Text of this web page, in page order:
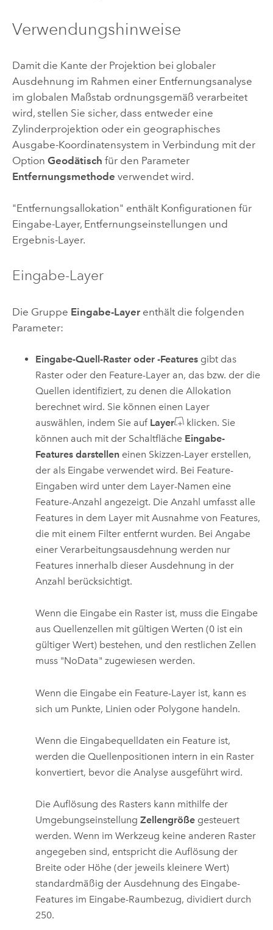
Verwendungshinweise
Damit die Kante der Projektion bei globaler
Ausdehnung im Rahmen einer Entfernungsanalyse
im globalen Maßstab ordnungsgemäß verarbeitet
wird, stellen Sie sicher, dass entweder eine
Zylinderprojektion oder ein geographisches
Ausgabe-Koordinatensystem in Verbindung mit der
Option Geodätisch für den Parameter
Entfernungsmethode verwendet wird.
"Entfernungsallokation" enthält Konfigurationen für
Eingabe-Layer, Entfernungseinstellungen und
Ergebnis-Layer.
Eingabe-Layer
Die Gruppe Eingabe-Layerenthält die folgenden
Parameter:
Eingabe-Quell-Raster oder -Features gibt das
Raster oder den Feature-Layer an, das bzw. der die
Quellen identifiziert, zu denen die Allokation
berechnet wird. Sie können einen Layer
auswählen, indem Sie auf Layer
klicken. Sie
können auch mit der Schaltfläche Eingabe-
Features darstellen einen Skizzen-Layer erstellen,
der als Eingabe verwendet wird. Bei Feature-
Eingaben wird unter dem Layer-Namen eine
Feature-Anzahl angezeigt. Die Anzahl umfasst alle
Features in dem Layer mit Ausnahme von Features,
die mit einem Filter entfernt wurden. Bei Angabe
einer Verarbeitungsausdehnung werden nur
Features innerhalb dieser Ausdehnung in der
Anzahl berücksichtigt.
Wenn die Eingabe ein Raster ist, muss die Eingabe
aus Quellenzellen mit gültigen Werten (0 ist ein
gültiger Wert) bestehen, und den restlichen Zellen
muss "NoData" zugewiesen werden.
Wenn die Eingabe ein Feature-Layer ist, kann es
sich um Punkte, Linien oder Polygone handeln.
Wenn die Eingabequelldaten ein Feature ist,
werden die Quellenpositionen intern in ein Raster
konvertiert, bevor die Analyse ausgeführt wird.
Die Auflösung des Rasters kann mithilfe der
UmgebungseinstellungZellengröße gesteuert
werden. Wenn im Werkzeug keine anderen Raster
angegeben sind, entspricht die Auflösung der
Breite oder Höhe (der jeweils kleinere Wert)
standardmäßig der Ausdehnung des Eingabe-
Features im Eingabe-Raumbezug, dividiert durch
250.